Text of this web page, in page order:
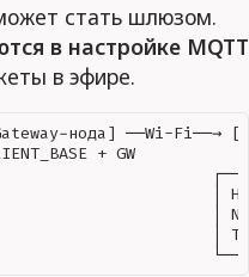
стать шлюзом.
в настройке MQTT
в эфире.
нода] ──Wi-Fi──→
+ GW
│
│
│